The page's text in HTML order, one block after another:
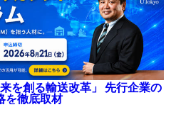
を創る輸送改革」 先行企業の
を徹底取材